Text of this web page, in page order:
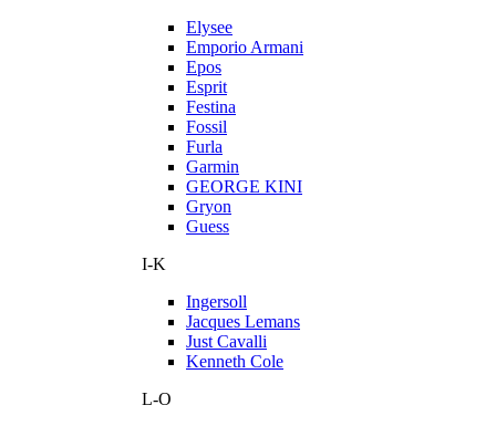
Elysee
Emporio Armani
Epos
Esprit
Festina
Fossil
Furla
Garmin
GEORGE KINI
Gryon
Guess
I-K
Ingersoll
Jacques Lemans
Just Cavalli
Kenneth Cole
L-O